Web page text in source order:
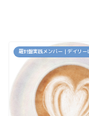
羅針盤実践メンバー｜デイリー